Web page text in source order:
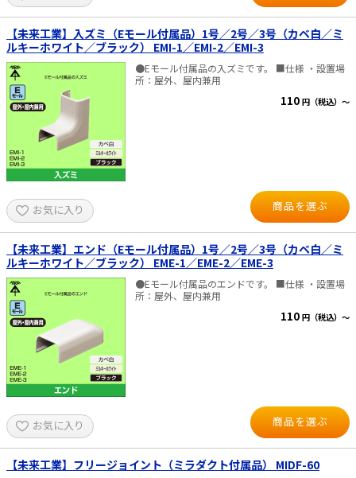
【未来工業】入ズミ（Eモール付属品）1号／2号／3号（カベ白／ミ
ルキーホワイト／ブラック） EMI-1／EMI-2／EMI-3
●Eモール付属品の入ズミです。 ■仕様 ・設置場
所：屋外、屋内兼用
110 円（税込）～
お気に入り 商品を選ぶ
【未来工業】エンド（Eモール付属品）1号／2号／3号（カベ白／ミ
ルキーホワイト／ブラック） EME-1／EME-2／EME-3
●Eモール付属品のエンドです。 ■仕様 ・設置場
所：屋外、屋内兼用
110 円（税込）～
お気に入り 商品を選ぶ
【未来工業】フリージョイント（ミラダクト付属品） MIDF-60